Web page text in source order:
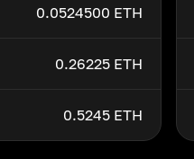
0.0524500 ETH
0.26225 ETH
0.5245 ETH